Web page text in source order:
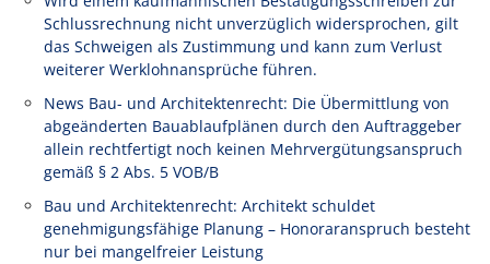
Schlussrechnung nicht unverzüglich widersprochen, gilt
das Schweigen als Zustimmung und kann zum Verlust
weiterer Werklohnansprüche führen.
News Bau- und Architektenrecht: Die Übermittlung von
abgeänderten Bauablaufplänen durch den Auftraggeber
allein rechtfertigt noch keinen Mehrvergütungsanspruch
gemäß § 2 Abs. 5 VOB/B
Bau und Architektenrecht: Architekt schuldet
genehmigungsfähige Planung – Honoraranspruch besteht
nur bei mangelfreier Leistung